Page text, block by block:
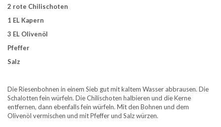
2 rote Chilischoten
1 EL Kapern
3 EL Olivenöl
Pfeffer
Salz
Die Riesenbohnen in einem Sieb gut mit kaltem Wasser abbrausen. Die
Schalotten fein würfeln. Die Chilischoten halbieren und die Kerne
entfernen, dann ebenfalls fein würfeln. Mit den Bohnen und dem
Olivenöl vermischen und mit Pfeffer und Salz würzen.